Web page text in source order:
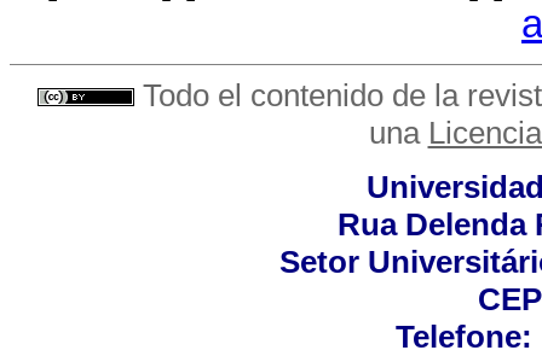
Todo el contenido de la
una
Rua Delenda
Setor
Telefone: